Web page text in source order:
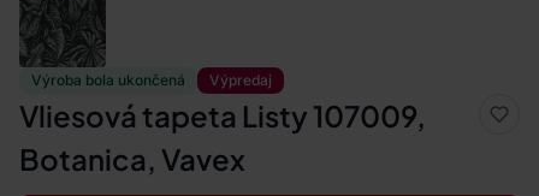
Výroba bola ukončená Výpredaj
Vliesová tapeta Listy 107009,
Botanica, Vavex